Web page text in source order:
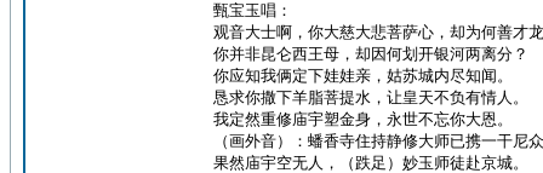
甄宝玉唱：
观音大士啊，你大慈大悲菩萨心，却为何善才
你并非昆仑西王母，却因何划开银河两离分？
你应知我俩定下娃娃亲，姑苏城内尽知闻。
恳求你撒下羊脂菩提水，让皇天不负有情人。
我定然重修庙宇塑金身，永世不忘你大恩。
（画外音）：蟠香寺住持静修大师已携一干尼
果然庙宇空无人，（跌足）妙玉师徒赴京城。